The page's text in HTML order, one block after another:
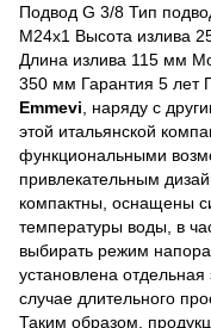
Подвод G 3/8 Тип
М24х1 Высота излива
Длина излива 115 мм
350 мм Гарантия 5 лет
Emmevi, наряду с
этой итальянской
функциональными
привлекательным
компактны, оснащены
температуры воды, в
выбирать режим
установлена
случае длительного
Таким образом,